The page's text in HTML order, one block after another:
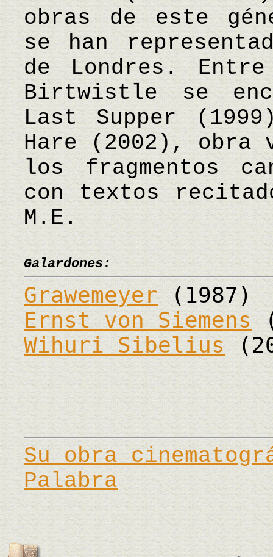
obras de este
se han
de Londres.
Birtwistle se
Last Supper
Hare (2002), obra
los fragmentos
con textos
M.E.
Galardones:
Grawemeyer(1987)
Ernst von Siemens
Wihuri Sibelius
Su obra
Palabra